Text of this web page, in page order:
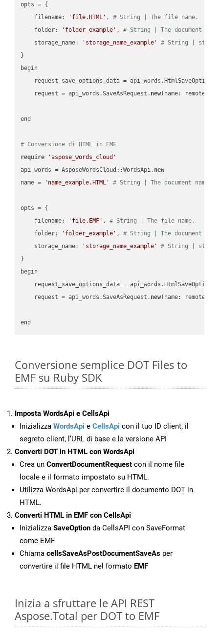
opts = {
    filename:
'file.HTML' , # String | The file name.
    folder:
'folder_example' , # String | The document
    storage_name:
'storage_name_example'
# String |
}
begin
request_save_options_data =
    request = api_words.SaveAsRequest.
new(name:
end
# Conversione di HTML in EMF
require
'aspose_words_cloud'
api_words = AsposeWordsCloud::WordsApi. new
name =
'name_example.HTML' # String | The document name.
opts = {
    filename:
'file.EMF' , # String | The file name.
    folder:
'folder_example' , # String | The document
    storage_name:
'storage_name_example'
# String |
}
begin
request_save_options_data =
    request = api_words.SaveAsRequest.
new(name:
Conversione semplice DOT Files to
EMF su Ruby SDK
Imposta WordsApi e CellsApi
Inizializza WordsApi e CellsApi con il tuo ID client, il
segreto client, l’URL di base e la versione API
Converti DOT in HTML con WordsApi
Crea un ConvertDocumentRequest con il nome file
locale e il formato impostato su HTML.
Utilizza WordsApi per convertire il documento DOT in
HTML.
Converti HTML in EMF con CellsApi
Inizializza SaveOption da CellsAPI con SaveFormat
come EMF
Chiama cellsSaveAsPostDocumentSaveAs per
convertire il file HTML nel formato EMF
Inizia a sfruttare le API REST
Aspose.Total per DOT to EMF